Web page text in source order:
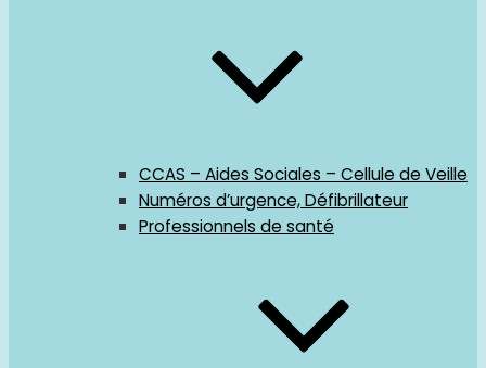
CCAS – Aides Sociales – Cellule de Veille
Numéros d’urgence, Défibrillateur
Professionnels de santé